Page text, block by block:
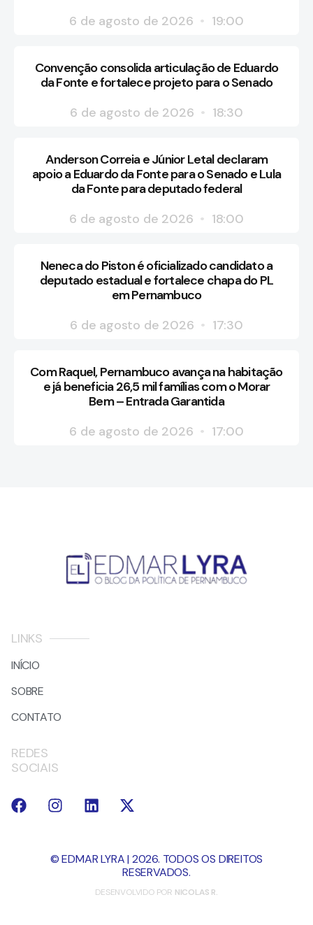
6 de agosto de 2026
19:00
Convenção consolida articulação de Eduardo
da Fonte e fortalece projeto para o Senado
6 de agosto de 2026
18:30
Anderson Correia e Júnior Letal declaram
apoio a Eduardo da Fonte para o Senado e Lula
da Fonte para deputado federal
6 de agosto de 2026
18:00
Neneca do Piston é oficializado candidato a
deputado estadual e fortalece chapa do PL
em Pernambuco
6 de agosto de 2026
17:30
Com Raquel, Pernambuco avança na habitação
e já beneficia 26,5 mil famílias com o Morar
Bem – Entrada Garantida
6 de agosto de 2026
17:00
LINKS
INÍCIO
SOBRE
CONTATO
REDES
SOCIAIS
© EDMAR LYRA | 2026. TODOS OS DIREITOS
RESERVADOS.
DESENVOLVIDO POR NICOLAS R.